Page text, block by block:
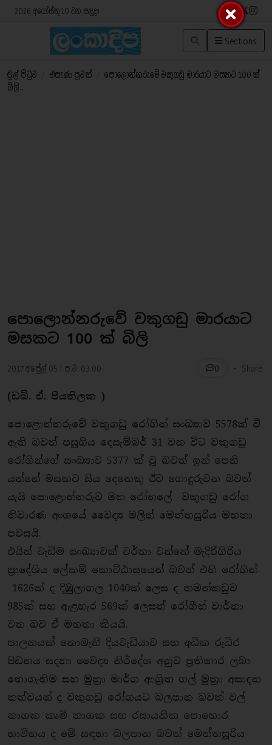
2026 අගෝස්තු 10 වන සඳුදා
Sections
මුල් පිටුව එසැණ පුවත්
පොලොන්නරුවේ වකුගඩු මාරයාට මසකට 100 ක්
බිලි..
පොලොන්නරුවේ වකුගඩු මාරයාට
මසකට 100 ක් බිලි
2017 අප්‍රේල් 05 | ප.ව. 03:00 0 - Share
(ඩබ්. ඒ. පියතිලක )
පොළොන්නරුවේ වකුගඩු රෝගින් සංඛ්‍යාව 5578ක් වී
ඇති බවත් පසුගිය දෙසැම්බර් 31 වන විට වකුගඩු
රෝගින්ගේ සංඛ්‍යාව 5377 ක් වූ බවත් ඉන් පෙනි
යන්නේ මසකට සිය දෙනෙකු ඊට ගොදුරුවන බවත්
යැයි පොළොන්නරුව මහ රෝහලේ වකුගඩු රෝග
නිවාරණ අංශයේ වෛද්‍ය මලින් මෙත්තසුරිය මහතා
පවසයි.
එයින් වැඩිම සංඛ්‍යාවක් වර්තා වන්නේ මැදිරිගිරිය
ප‍්‍රාදේශිය ලේකම් කොට්ඨාසයෙන් බවත් එහි රෝගින්
1626ක් ද දිඹුලාගල 1040ක් ලෙස ද තමන්කඩුව
985ක් සහ ඇළහැර 569ක් ලෙසත් රෝගීන් වාර්තා
වන බව ඒ මහතා කියයි.
පාලනයක් නොමැති දියවැඩියාව සහ අධික රුධිර
පිඩනය සදහා වෛද්‍ය නිර්දේශ අනුව ප‍්‍රතිකාර ලබා
නොගැනිම සහ මුත‍්‍රා මාර්ග ආශි‍්‍රත ගල් මුත‍්‍රා අසාදන
තත්වයන් ද වකුගඩු රෝගයට බලපාන බවත් වල්
නාශක කෘමි නාශක සහ රසායනික පොහොර
භාවිතය ද මේ සඳහා බලපාන බවත් මෙත්තසූරිය